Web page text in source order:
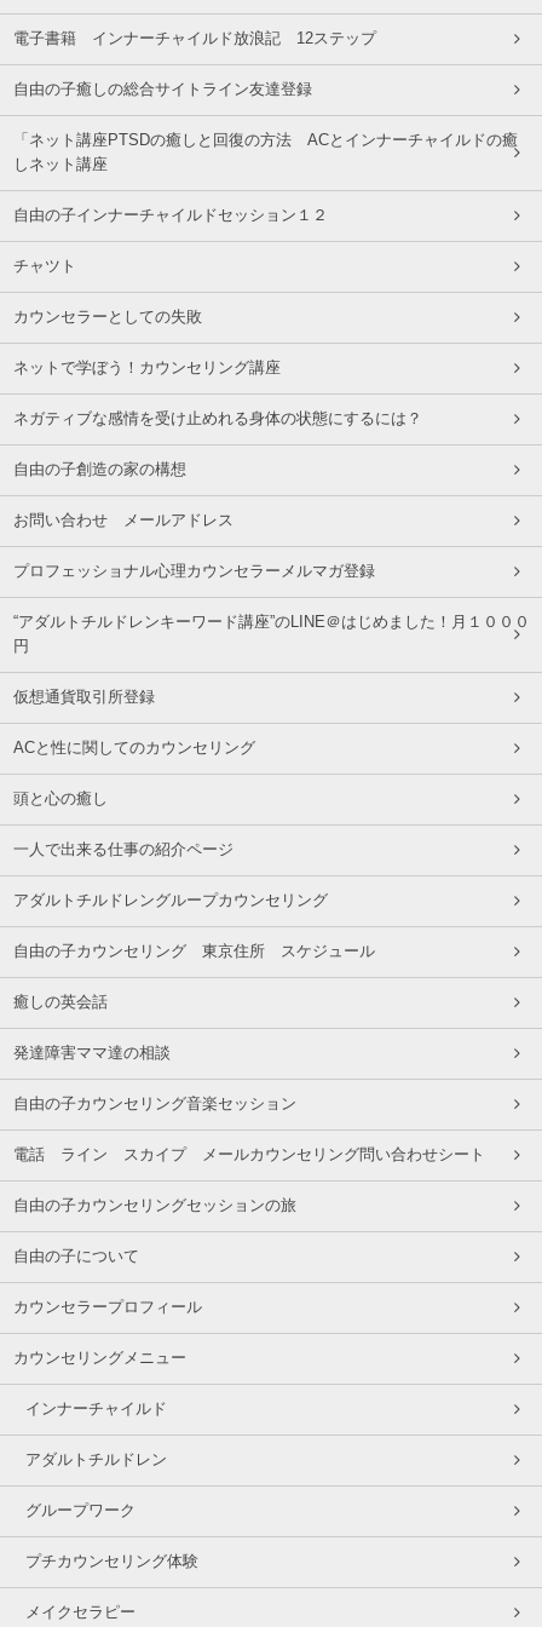
電子書籍 インナーチャイルド放浪記 12ステップ
自由の子癒しの総合サイトライン友達登録
「ネット講座PTSDの癒しと回復の方法 ACとインナーチャイルドの癒
しネット講座
自由の子インナーチャイルドセッション１２
チャツト
カウンセラーとしての失敗
ネットで学ぼう！カウンセリング講座
ネガティブな感情を受け止めれる身体の状態にするには？
自由の子創造の家の構想
お問い合わせ メールアドレス
プロフェッショナル心理カウンセラーメルマガ登録
“アダルトチルドレンキーワード講座”のLINE＠はじめました！月１０００
円
仮想通貨取引所登録
ACと性に関してのカウンセリング
頭と心の癒し
一人で出来る仕事の紹介ページ
アダルトチルドレングループカウンセリング
自由の子カウンセリング 東京住所 スケジュール
癒しの英会話
発達障害ママ達の相談
自由の子カウンセリング音楽セッション
電話 ライン スカイプ メールカウンセリング問い合わせシート
自由の子カウンセリングセッションの旅
自由の子について
カウンセラープロフィール
カウンセリングメニュー
インナーチャイルド
アダルトチルドレン
グループワーク
プチカウンセリング体験
メイクセラピー